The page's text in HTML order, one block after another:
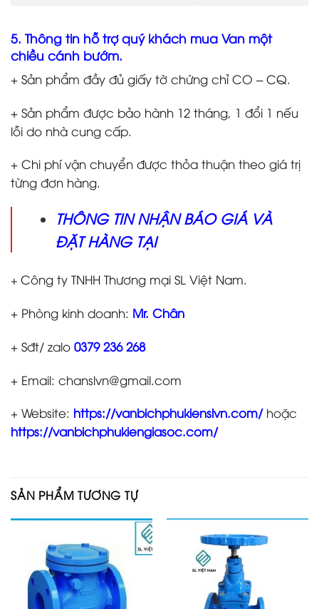
5. Thông tin hỗ trợ quý khách mua Van một
chiều cánh bướm.
+ Sản phẩm đầy đủ giấy tờ chứng chỉ CO – CQ.
+ Sản phẩm được bảo hành 12 tháng, 1 đổi 1 nếu
lỗi do nhà cung cấp.
+ Chi phí vận chuyển được thỏa thuận theo giá trị
từng đơn hàng.
THÔNG TIN NHẬN BÁO GIÁ VÀ
ĐẶT HÀNG TẠI
+ Công ty TNHH Thương mại SL Việt Nam.
+ Phòng kinh doanh: Mr. Chân
+ Sđt/ zalo 0379 236 268
+ Email: chanslvn@gmail.com
+ Website: https://vanbichphukienslvn.com/hoặc
https://vanbichphukiengiasoc.com/
SẢN PHẨM TƯƠNG TỰ